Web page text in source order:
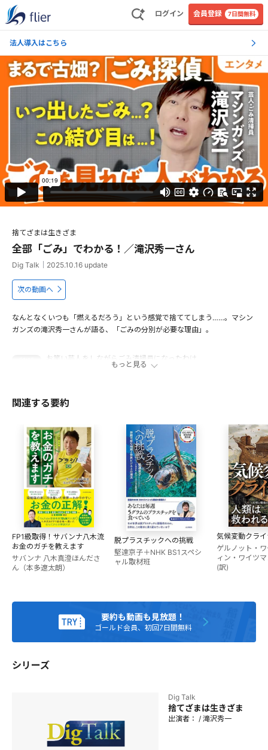
ログイン 会員登録 7日間無料
法人導入はこちら
捨てざまは生きざま
全部「ごみ」でわかる！／滝沢秀一さん
Dig Talk 2025.10.16 update
次の動画へ
なんとなくいつも「燃えるだろう」という感覚で捨ててしまう……。マシン
ガンズの滝沢秀一さんが語る、「ごみの分別が必要な理由」。
お笑い芸人をしながらごみ清掃員になったわけ
16:27 ごみの未来 これからどうなる？
出演者
滝沢秀一
1976年、東京都出身。東京成徳大学在学中に、西堀亮とお笑
いコンビ「マシンガンズ」を結成。2012年、妻の妊娠を機
に、ごみ収集会社で働きはじめる。ごみ収集の体験をもとに
SNSや執筆、講演会などで発信し話題に。2020年、環境省
「サステナビリティ広報大使」に就任。2023年、コンビとし
てフジテレビ『THE SECOND～漫才トーナメント～』にて準
優勝。 著書に、『このゴミは収集できません』（白夜書
房）、漫画『ゴミ清掃員の日常』（講談社）、『ごみ育』
もっと見る
関連する要約
FP1級取得！サバンナ八木流
お金のガチを教えます
サバンナ 八木真澄ほんださ
ん（本多遼太朗）
脱プラスチックへの挑戦
堅達京子＋NHK BS1スペシ
ャル取材班
気候変動クラ
ゲルノット・
ィン・ワイツ
(訳)
要約も動画も見放題！
ゴールド会員、初回7日間無料
シリーズ
Dig Talk
捨てざまは生きざま
出演者： / 滝沢秀一